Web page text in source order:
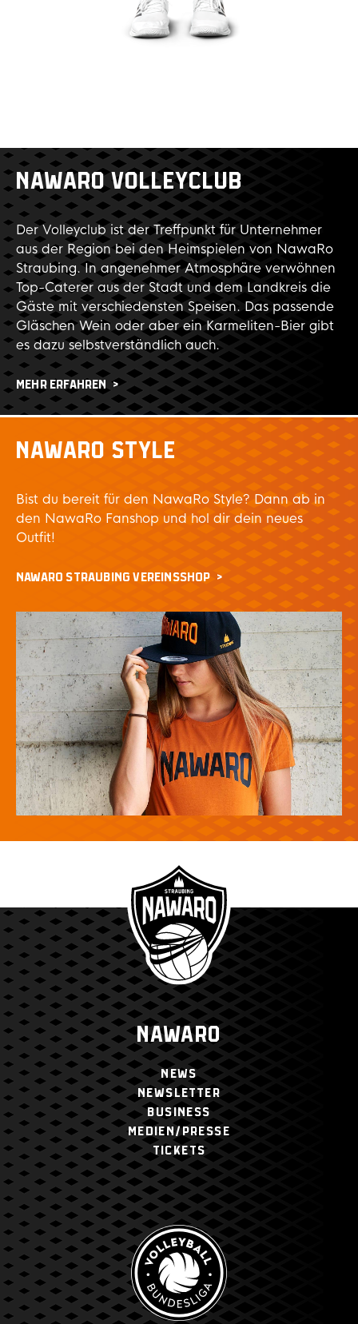
NAWARO VOLLEYCLUB
Der Volleyclub ist der Treffpunkt für Unternehmer
aus der Region bei den Heimspielen von NawaRo
Straubing. In angenehmer Atmosphäre verwöhnen
Top-Caterer aus der Stadt und dem Landkreis die
Gäste mit verschiedensten Speisen. Das passende
Gläschen Wein oder aber ein Karmeliten-Bier gibt
es dazu selbstverständlich auch.
MEHR ERFAHREN
NAWARO STYLE
Bist du bereit für den NawaRo Style? Dann ab in
den NawaRo Fanshop und hol dir dein neues
Outfit!
NAWARO STRAUBING VEREINSSHOP
NAWARO
NEWS
NEWSLETTER
BUSINESS
MEDIEN/PRESSE
TICKETS